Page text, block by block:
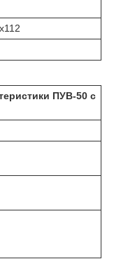
ПУВ-50 с